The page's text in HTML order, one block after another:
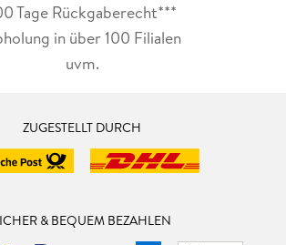
Tage Rückgaberecht***
in über 100 Filialen
uvm.
ZUGESTELLT DURCH
& BEQUEM BEZAHLEN